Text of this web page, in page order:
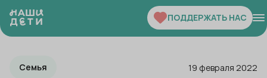
ПОДДЕРЖАТЬ НАС
Семья 19 февраля 2022